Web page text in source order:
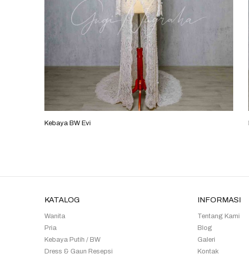
Kebaya BW Evi
KATALOG
Wanita
Pria
Kebaya Putih / BW
Dress & Gaun Resepsi
INFORMASI
Tentang Kami
Blog
Galeri
Kontak